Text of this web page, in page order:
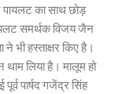
पायलट का साथ छोड़
समर्थक विजय जैन
भी हस्ताक्षर किए है।
थाम लिया है। मालूम हो
पार्षद गजेंद्र सिंह